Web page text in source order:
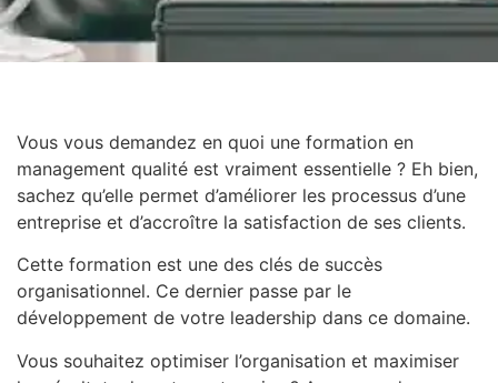
Vous vous demandez en quoi une formation en
management qualité est vraiment essentielle ? Eh bien,
sachez qu’elle permet d’améliorer les processus d’une
entreprise et d’accroître la satisfaction de ses clients.
Cette formation est une des clés de succès
organisationnel. Ce dernier passe par le
développement de votre leadership dans ce domaine.
Vous souhaitez optimiser l’organisation et maximiser